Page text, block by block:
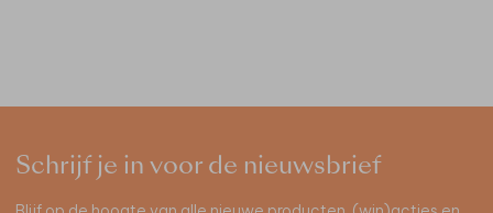
Schrijf je in voor de nieuwsbrief